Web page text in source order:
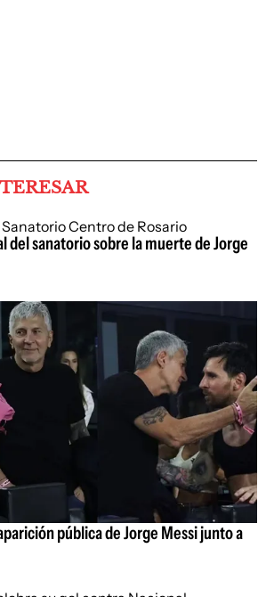
del sanatorio sobre la muerte de Jorge
pública de Jorge Messi junto a